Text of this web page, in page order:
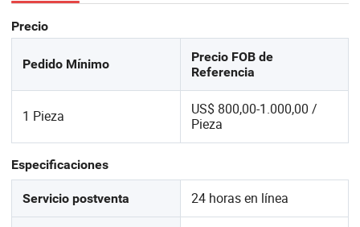
Precio
Pedido Mínimo
Precio FOB de
Referencia
1 Pieza
US$ 800,00-1.000,00 /
Pieza
Especificaciones
Servicio postventa 24 horas en línea